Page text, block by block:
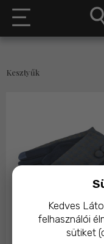
Kesztyűk
SIXTIES női kesztyű
sötétkék
Kedves
felhasználói
sütiket